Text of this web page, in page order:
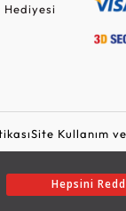
Hepsini
Hediyesi
Site Kullanım